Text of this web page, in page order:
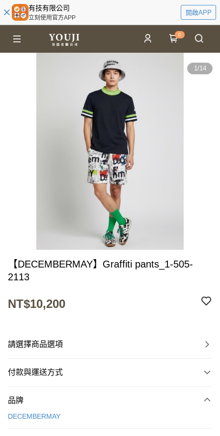
有技有限公司
立刻使用官方APP
開啟APP
0
1/14
【DECEMBERMAY】Graffiti pants_1-505-
2113
NT$10,200
請選擇商品選項
付款與運送方式
信用卡一次付款
品牌
DECEMBERMAY